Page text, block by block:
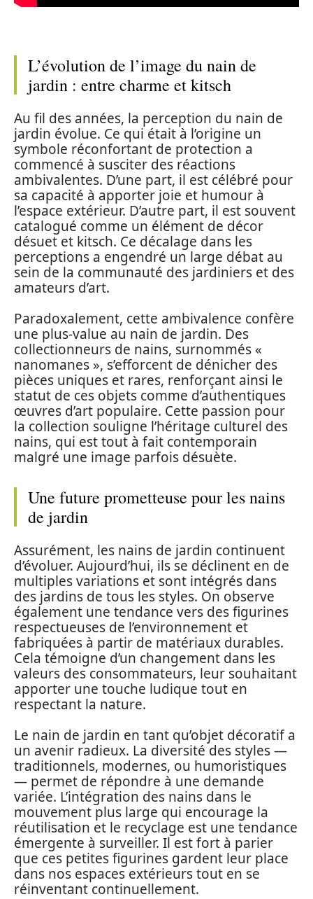
L’évolution de l’image du nain de
jardin : entre charme et kitsch
Au fil des années, la perception du nain de
jardin évolue. Ce qui était à l’origine un
symbole réconfortant de protection a
commencé à susciter des réactions
ambivalentes. D’une part, il est célébré pour
sa capacité à apporter joie et humour à
l’espace extérieur. D’autre part, il est souvent
catalogué comme un élément de décor
désuet et kitsch. Ce décalage dans les
perceptions a engendré un large débat au
sein de la communauté des jardiniers et des
amateurs d’art.
Paradoxalement, cette ambivalence confère
une plus-value au nain de jardin. Des
collectionneurs de nains, surnommés «
nanomanes », s’efforcent de dénicher des
pièces uniques et rares, renforçant ainsi le
statut de ces objets comme d’authentiques
œuvres d’art populaire. Cette passion pour
la collection souligne l’héritage culturel des
nains, qui est tout à fait contemporain
malgré une image parfois désuète.
Une future prometteuse pour les nains
de jardin
Assurément, les nains de jardin continuent
d’évoluer. Aujourd’hui, ils se déclinent en de
multiples variations et sont intégrés dans
des jardins de tous les styles. On observe
également une tendance vers des figurines
respectueuses de l’environnement et
fabriquées à partir de matériaux durables.
Cela témoigne d’un changement dans les
valeurs des consommateurs, leur souhaitant
apporter une touche ludique tout en
respectant la nature.
Le nain de jardin en tant qu’objet décoratif a
un avenir radieux. La diversité des styles —
traditionnels, modernes, ou humoristiques
— permet de répondre à une demande
variée. L’intégration des nains dans le
mouvement plus large qui encourage la
réutilisation et le recyclage est une tendance
émergente à surveiller. Il est fort à parier
que ces petites figurines gardent leur place
dans nos espaces extérieurs tout en se
réinventant continuellement.